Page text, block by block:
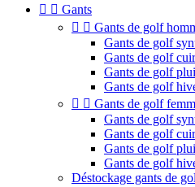
  Gants
  Gants de golf
Gants de golf
Gants de golf
Gants de golf
Gants de golf
  Gants de golf
Gants de golf
Gants de golf
Gants de golf
Gants de golf
Déstockage gants de